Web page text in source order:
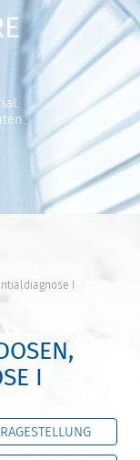
I
I